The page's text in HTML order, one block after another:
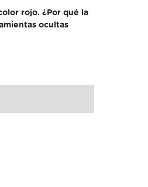
rojo. ¿Por qué la
ocultas